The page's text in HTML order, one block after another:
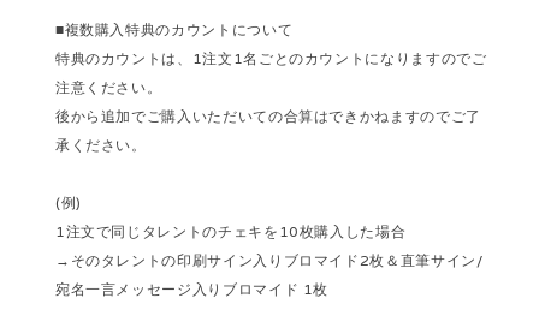
■複数購入特典のカウントについて
特典のカウントは、1注文1名ごとのカウントになりますのでご
注意ください。
後から追加でご購入いただいての合算はできかねますのでご了
承ください。
(例)
1注文で同じタレントのチェキを10枚購入した場合
→そのタレントの印刷サイン入りブロマイド2枚＆直筆サイン/
宛名一言メッセージ入りブロマイド 1枚